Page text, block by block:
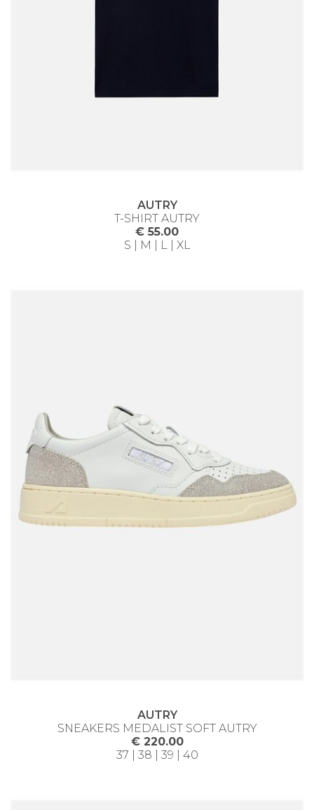
AUTRY
T-SHIRT AUTRY
€ 55.00
S | M | L | XL
AUTRY
SNEAKERS MEDALIST SOFT AUTRY
€ 220.00
37 | 38 | 39 | 40